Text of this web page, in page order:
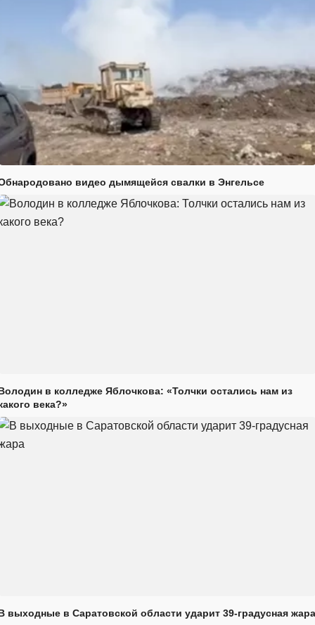
видео дымящейся свалки в Энгельсе
в колледже Яблочкова: «Толчки остались нам из
века?»
выходные в Саратовской области ударит 39-градусная жара